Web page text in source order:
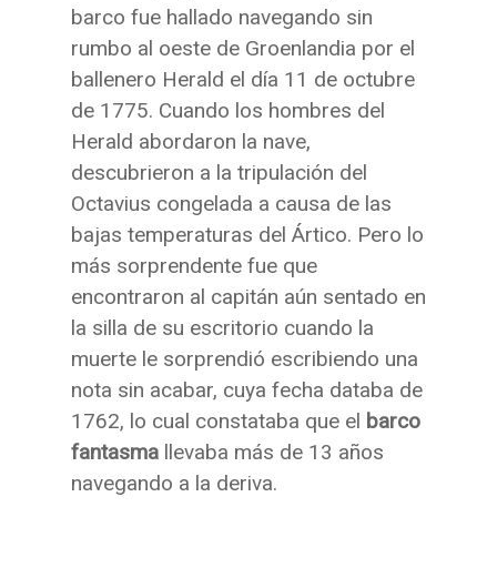
barco fue hallado navegando sin
rumbo al oeste de Groenlandia por el
ballenero Herald el día 11 de octubre
de 1775. Cuando los hombres del
Herald abordaron la nave,
descubrieron a la tripulación del
Octavius congelada a causa de las
bajas temperaturas del Ártico. Pero lo
más sorprendente fue que
encontraron al capitán aún sentado en
la silla de su escritorio cuando la
muerte le sorprendió escribiendo una
nota sin acabar, cuya fecha databa de
1762, lo cual constataba que el barco
fantasma llevaba más de 13 años
navegando a la deriva.